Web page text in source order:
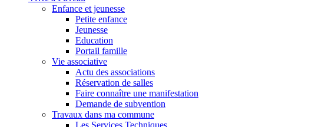
Enfance et jeunesse
Petite enfance
Jeunesse
Education
Portail famille
Vie associative
Actu des associations
Réservation de salles
Faire connaître une manifestation
Demande de subvention
Travaux dans ma commune
Les Services Techniques